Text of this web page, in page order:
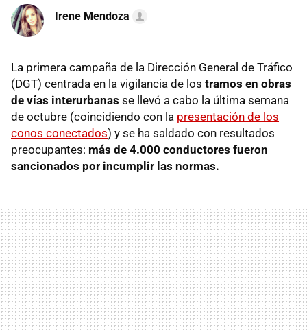
Irene Mendoza
La primera campaña de la Dirección General de Tráfico
(DGT) centrada en la vigilancia de los tramos en obras
de vías interurbanas se llevó a cabo la última semana
de octubre (coincidiendo con la presentación de los
conos conectados) y se ha saldado con resultados
preocupantes: más de 4.000 conductores fueron
sancionados por incumplir las normas.